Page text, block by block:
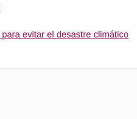
evitar el desastre climático